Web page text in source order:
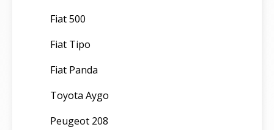
Fiat 500
Fiat Tipo
Fiat Panda
Toyota Aygo
Peugeot 208